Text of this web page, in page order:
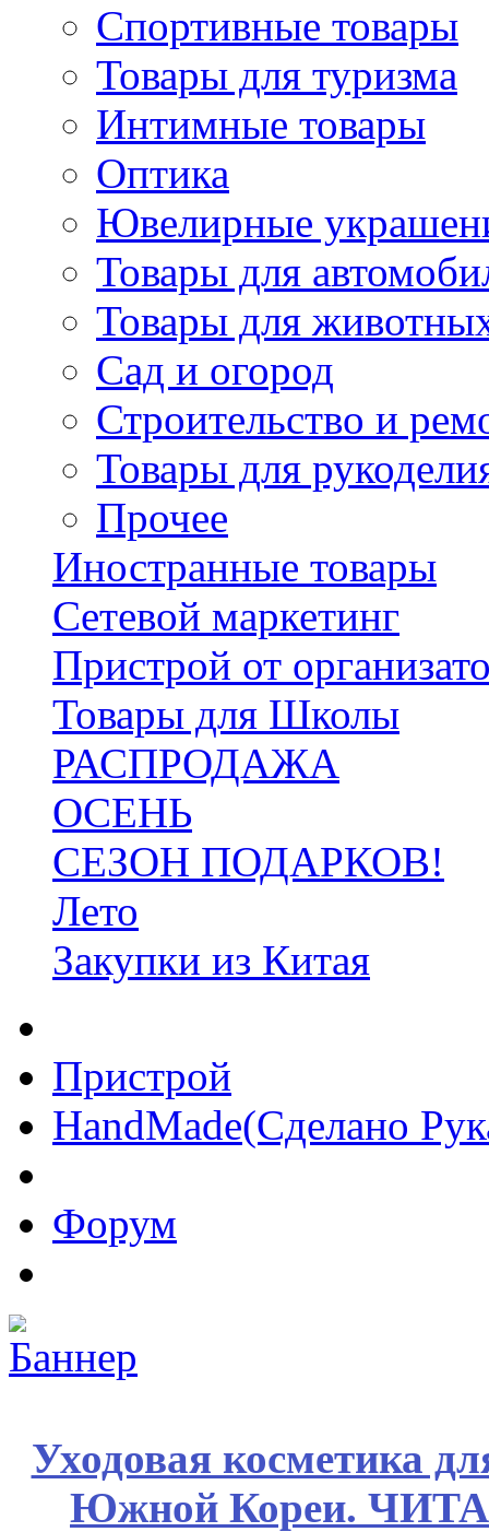
Спортивные товары
Товары для туризма
Интимные товары
Оптика
Ювелирные
Товары для
Товары для
Сад и огород
Строительство и
Товары для
Прочее
Иностранные товары
Сетевой маркетинг
Пристрой от
Товары для Школы
РАСПРОДАЖА
ОСЕНЬ
СЕЗОН ПОДАРКОВ!
Лето
Закупки из Китая
Пристрой
HandMade(Сделано
Форум
Уходовая косметика
Южной Кореи.